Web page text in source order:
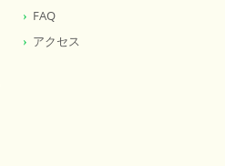
FAQ
アクセス